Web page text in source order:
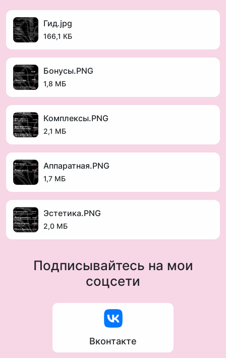
Гид.jpg
166,1 КБ
Бонусы.PNG
1,8 МБ
Комплексы.PNG
2,1 МБ
Аппаратная.PNG
1,7 МБ
Эстетика.PNG
2,0 МБ
Подписывайтесь на мои
соцсети
Вконтакте